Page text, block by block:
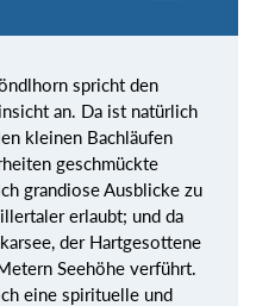
spricht den
an. Da ist natürlich
kleinen Bachläufen
geschmückte
grandiose Ausblicke zu
erlaubt; und da
der Hartgesottene
Seehöhe verführt.
eine spirituelle und